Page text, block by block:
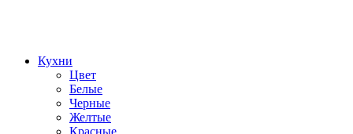
Кухни
Цвет
Белые
Черные
Желтые
Красные